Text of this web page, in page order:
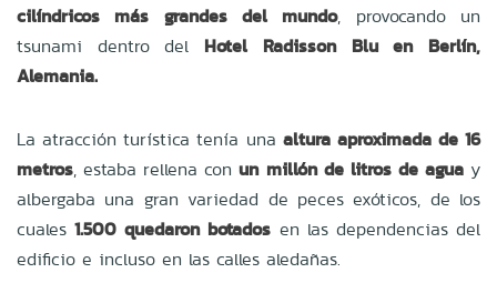
cilíndricos más grandes del mundo, provocando un
tsunami dentro del Hotel Radisson Blu en Berlín,
Alemania.
La atracción turística tenía una altura aproximada de 16
metros, estaba rellena conun millón de litros de aguay
albergaba una gran variedad de peces exóticos, de los
cuales 1.500 quedaron botados en las dependencias del
edificio e incluso en las calles aledañas.